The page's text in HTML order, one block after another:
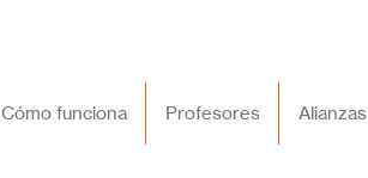
Cómo funciona Profesores Alianzas